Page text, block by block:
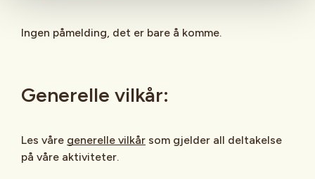
Ingen påmelding, det er bare å komme.
Generelle vilkår:
Les våre generelle vilkår som gjelder all deltakelse
på våre aktiviteter.